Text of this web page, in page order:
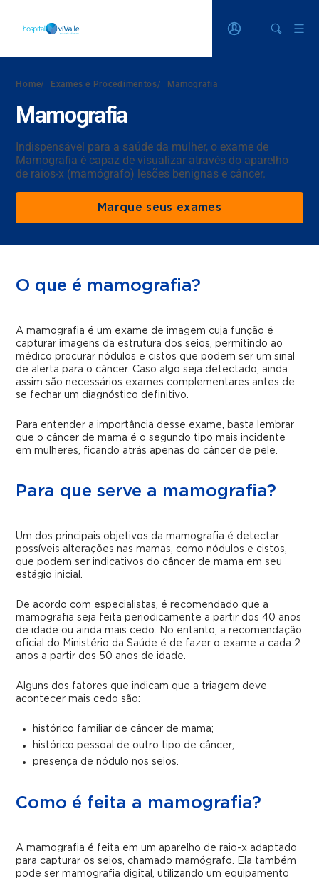
Home/ Exames e Procedimentos/ Mamografia
Mamografia
Indispensável para a saúde da mulher, o exame de
Mamografia é capaz de visualizar através do aparelho
de raios-x (mamógrafo) lesões benignas e câncer.
Marque seus exames
O que é mamografia?
A mamografia é um exame de imagem cuja função é
capturar imagens da estrutura dos seios, permitindo ao
médico procurar nódulos e cistos que podem ser um sinal
de alerta para o câncer. Caso algo seja detectado, ainda
assim são necessários exames complementares antes de
se fechar um diagnóstico definitivo.
Para entender a importância desse exame, basta lembrar
que o câncer de mama é o segundo tipo mais incidente
em mulheres, ficando atrás apenas do câncer de pele.
Para que serve a mamografia?
Um dos principais objetivos da mamografia é detectar
possíveis alterações nas mamas, como nódulos e cistos,
que podem ser indicativos do câncer de mama em seu
estágio inicial.
De acordo com especialistas, é recomendado que a
mamografia seja feita periodicamente a partir dos 40 anos
de idade ou ainda mais cedo. No entanto, a recomendação
oficial do Ministério da Saúde é de fazer o exame a cada 2
anos a partir dos 50 anos de idade.
Alguns dos fatores que indicam que a triagem deve
acontecer mais cedo são:
histórico familiar de câncer de mama;
histórico pessoal de outro tipo de câncer;
presença de nódulo nos seios.
Como é feita a mamografia?
A mamografia é feita em um aparelho de raio-x adaptado
para capturar os seios, chamado mamógrafo. Ela também
pode ser mamografia digital, utilizando um equipamento